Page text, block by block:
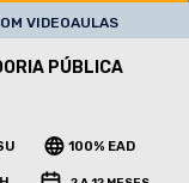
VIDEOAULAS
PÚBLICA
100% EAD